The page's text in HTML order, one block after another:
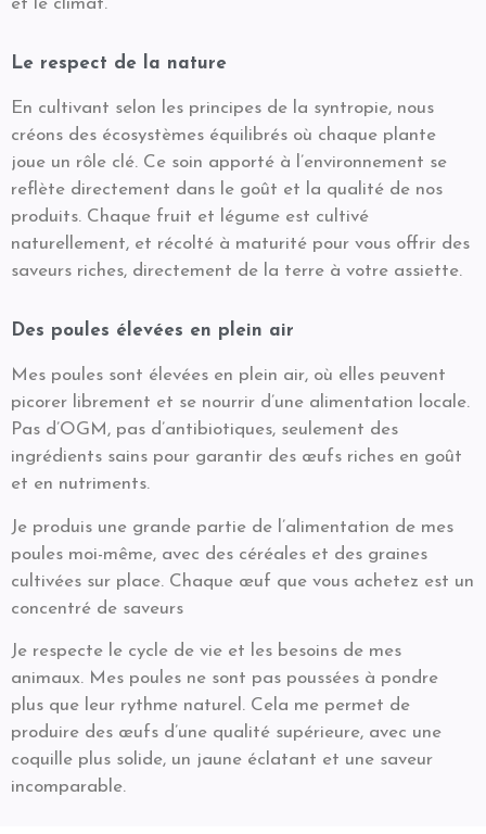
Le respect de la nature
En cultivant selon les principes de la syntropie, nous
créons des écosystèmes équilibrés où chaque plante
joue un rôle clé. Ce soin apporté à l’environnement se
reflète directement dans le goût et la qualité de nos
produits. Chaque fruit et légume est cultivé
naturellement, et récolté à maturité pour vous offrir des
saveurs riches, directement de la terre à votre assiette.
Des poules élevées en plein air
Mes poules sont élevées en plein air, où elles peuvent
picorer librement et se nourrir d’une alimentation locale.
Pas d’OGM, pas d’antibiotiques, seulement des
ingrédients sains pour garantir des œufs riches en goût
et en nutriments.
Je produis une grande partie de l’alimentation de mes
poules moi-même, avec des céréales et des graines
cultivées sur place. Chaque œuf que vous achetez est un
concentré de saveurs
Je respecte le cycle de vie et les besoins de mes
animaux. Mes poules ne sont pas poussées à pondre
plus que leur rythme naturel. Cela me permet de
produire des œufs d’une qualité supérieure, avec une
coquille plus solide, un jaune éclatant et une saveur
incomparable.